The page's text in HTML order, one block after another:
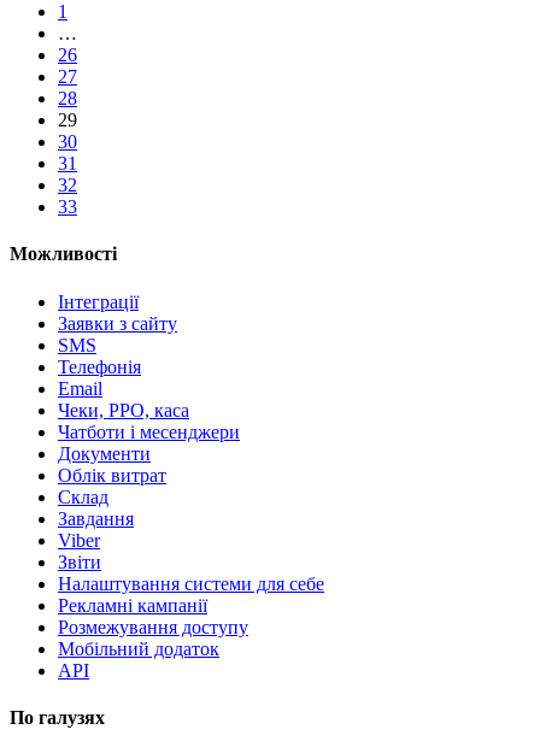
1
…
26
27
28
29
30
31
32
33
Можливості
Інтеграції
Заявки з сайту
SMS
Телефонія
Email
Чеки, РРО, каса
Чатботи і месенджери
Документи
Облік витрат
Склад
Завдання
Viber
Звіти
Налаштування системи для себе
Рекламні кампанії
Розмежування доступу
Мобільний додаток
API
По галузях